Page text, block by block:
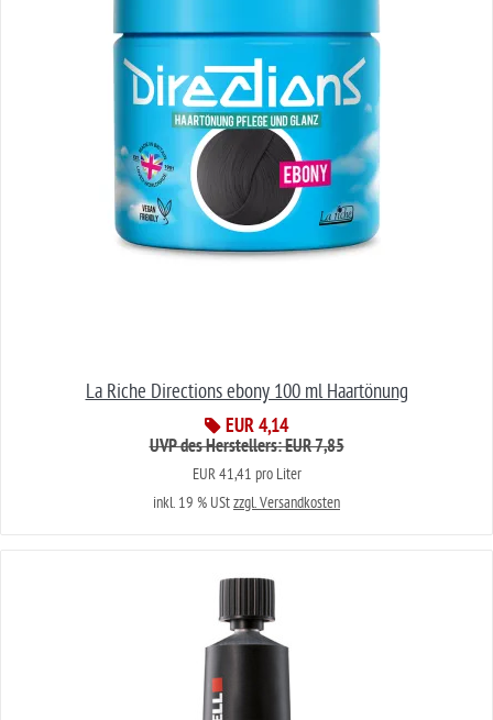
La Riche Directions ebony 100 ml Haartönung
EUR 4,14
UVP des Herstellers: EUR 7,85
EUR 41,41 pro Liter
inkl. 19 % UStzzgl. Versandkosten